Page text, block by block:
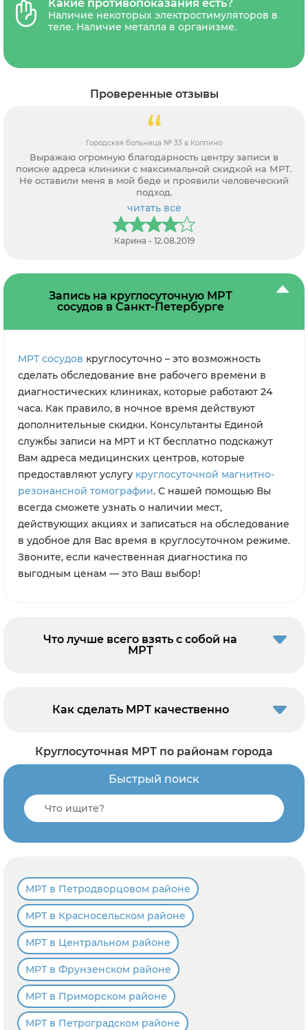
скидок. В стоимость обследования обычно
входит диагностика, письменное
заключение рентгенолога и запись
диагностических центрах платной является
рентгенологическую пленку.
Какие противопоказания есть?
Наличие некоторых электростимуляторов в
теле. Наличие металла в организме.
Проверенные отзывы
Городская больница № 33 в Колпино
Выражаю огромную благодарность центру записи в
поиске адреса клиники с максимальной скидкой на МРТ.
Не оставили меня в мой беде и проявили человеческий
подход.
читать все
Карина - 12.08.2019
Запись на круглосуточную МРТ
сосудов в Санкт-Петербурге
МРТ сосудов круглосуточно – это возможность
сделать обследование вне рабочего времени в
диагностических клиниках, которые работают 24
часа. Как правило, в ночное время действуют
дополнительные скидки. Консультанты Единой
службы записи на МРТ и КТ бесплатно подскажут
Вам адреса медицинских центров, которые
предоставляют услугу круглосуточной магнитно-
резонансной томографии. С нашей помощью Вы
всегда сможете узнать о наличии мест,
действующих акциях и записаться на обследование
в удобное для Вас время в круглосуточном режиме.
Звоните, если качественная диагностика по
выгодным ценам — это Ваш выбор!
Что лучше всего взять с собой на
МРТ
Как сделать МРТ качественно
Круглосуточная МРТ по районам города
Быстрый поиск
МРТ в Петродворцовом районе
МРТ в Красносельском районе
МРТ в Центральном районе
МРТ в Фрунзенском районе
МРТ в Приморском районе
МРТ в Петроградском районе